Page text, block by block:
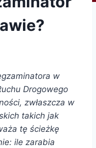
w
Drogowego
zwłaszcza w
takich jak
tę ścieżkę
ile zarabia